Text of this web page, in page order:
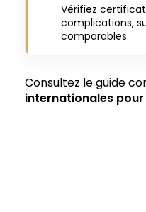
Vérifiez
complications,
comparables.
Consultez le guide
internationales